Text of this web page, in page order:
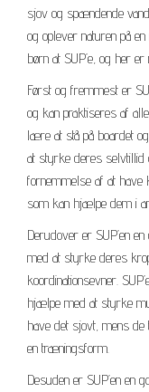
sjov og spændende
og oplever naturen på
børn at SUP’e, og her
Først og fremmest er
og kan praktiseres af
lære at stå på boardet
at styrke deres
fornemmelse af at have
som kan hjælpe dem i
Derudover er SUP’en
med at styrke deres
koordinationsevner.
hjælpe med at styrke
have det sjovt, mens
en træningsform.
Desuden er SUP’en en